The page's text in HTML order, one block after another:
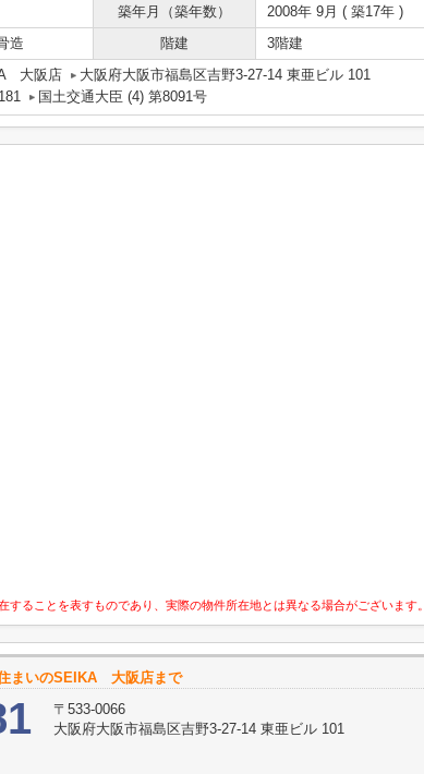
築年月（築年数）
2008年 9月 ( 築17年 )
造 階建 3階建
大阪店
大阪府大阪市福島区吉野3-27-14 東亜ビル 101
国土交通大臣 (4) 第8091号
ることを表すものであり、実際の物件所在地とは異なる場合がございます。
まいのSEIKA 大阪店まで
〒533-0066
大阪府大阪市福島区吉野3-27-14 東亜ビル 101